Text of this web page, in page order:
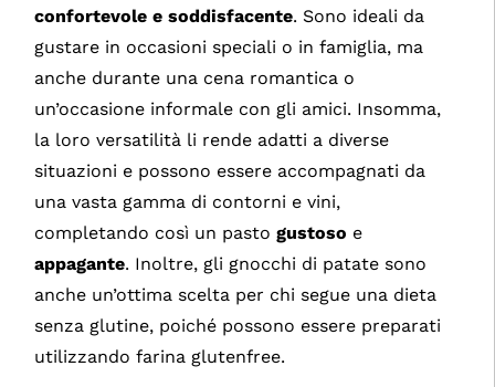
confortevole e soddisfacente. Sono ideali da
gustare in occasioni speciali o in famiglia, ma
anche durante una cena romantica o
un’occasione informale con gli amici. Insomma,
la loro versatilità li rende adatti a diverse
situazioni e possono essere accompagnati da
una vasta gamma di contorni e vini,
completando così un pastogustoso e
appagante. Inoltre, gli gnocchi di patate sono
anche un’ottima scelta per chi segue una dieta
senza glutine, poiché possono essere preparati
utilizzando farina glutenfree.